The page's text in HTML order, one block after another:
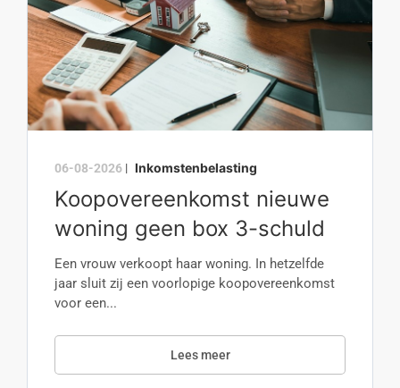
06-08-2026 | Inkomstenbelasting
Koopovereenkomst nieuwe
woning geen box 3-schuld
Een vrouw verkoopt haar woning. In hetzelfde
jaar sluit zij een voorlopige koopovereenkomst
voor een...
Lees meer